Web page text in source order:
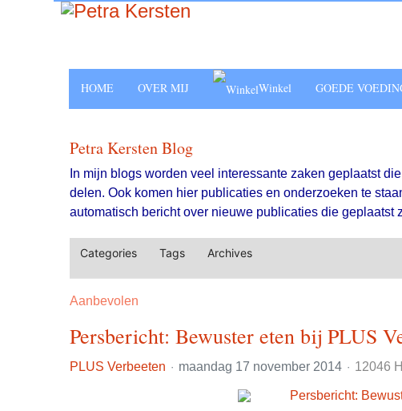
HOME OVER MIJ Winkel GOEDE
Petra Kersten Blog
In mijn blogs worden veel interessante zaken geplaatst
delen. Ook komen hier publicaties en onderzoeken te
automatisch bericht over nieuwe publicaties die geplaatst
Categories Tags Archives
Aanbevolen
Persbericht: Bewuster eten bij PLUS
PLUS Verbeeten maandag 17 november 2014 12046